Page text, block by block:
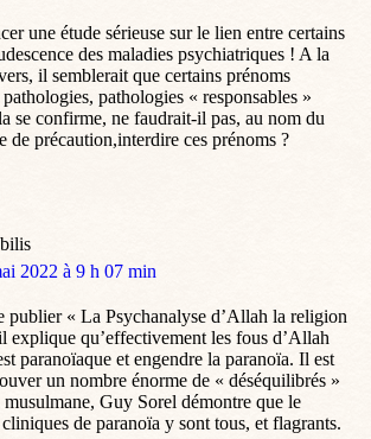
une étude sérieuse sur le lien entre certains
des maladies psychiatriques ! A la
il semblerait que certains prénoms
pathologies « responsables »
se confirme, ne faudrait-il pas, au nom du
de précaution,interdire ces prénoms ?
2022 à 9 h 07 min
publier « La Psychanalyse d’Allah la religion
explique qu’effectivement les fous d’Allah
paranoïaque et engendre la paranoïa. Il est
un nombre énorme de « déséquilibrés »
Guy Sorel démontre que le
de paranoïa y sont tous, et flagrants.